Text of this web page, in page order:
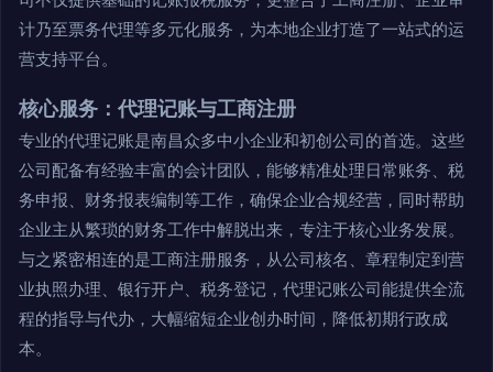
计乃至票务代理等多元化服务，为本地企业打造了一站式的运
营支持平台。
核心服务：代理记账与工商注册
专业的代理记账是南昌众多中小企业和初创公司的首选。这些
公司配备有经验丰富的会计团队，能够精准处理日常账务、税
务申报、财务报表编制等工作，确保企业合规经营，同时帮助
企业主从繁琐的财务工作中解脱出来，专注于核心业务发展。
与之紧密相连的是工商注册服务，从公司核名、章程制定到营
业执照办理、银行开户、税务登记，代理记账公司能提供全流
程的指导与代办，大幅缩短企业创办时间，降低初期行政成
本。